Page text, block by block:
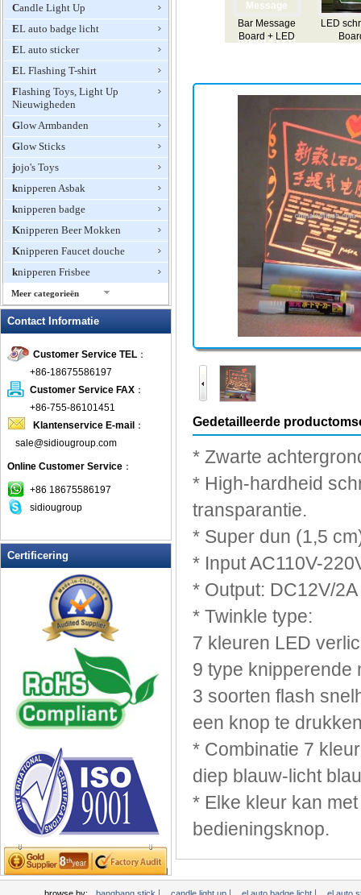
Candle Light Up
EL auto badge licht
EL auto sticker
EL Flashing T-shirt
Flashing Toys, Light Up
Nieuwigheden
Glow Armbanden
Glow Sticks
jojo's Toys
knipperen Asbak
knipperen badge
Knipperen Beer Mokken
Knipperen Faucet douche
knipperen Frisbee
Meer categorieën
Knipperen Ice Cube
Knipperen Jewelry
knipperen Ketting
Knipperen Magnetische Pin
knipperen Oorbellen
knipperen Ring
Knipperen Wine Opener
Knipperend Mini Fan
knipperende klok
Knipperende T-shirts
LED Ice Bucket
LED Key Chain Bottle Openers
LED knippert Balls
LED knippert Clapper
LED knippert cup
LED knippert Dice
LED knippert zonnebril
LED Light Up Messen
LED Light Up Spoons
LED Party Centerpieces
LED Shower Shave Mirror
LED-bord schrijven
LED-borden
LED-Coaster
LED-Drink Stirrers
LED-Tea Light Candle
Licht Head Bopper
Contact Informatie
Customer Service TEL ：
+86-18675586197
Customer Service FAX ：
+86-755-86101451
Klantenservice E-mail ：
sale@sidiougroup.com
Online Customer Service ：
+86 18675586197
sidiougroup
Certificering
LED schrijven
Tabel Type TL
Sparkle LED
schrijven Board
Gedetailleerde
* Zwarte
* High-hardheid
transparantie.
* Super dun (1,5 cm
* InputAC110V-
* Output: DC12V/2A
* Twinkle type:
7 kleuren LED
9 type knipperende
3 soorten flash
een knop te
* Combinatie 7
diep blauw-licht
* Elke kleur kan
bedieningsknop.